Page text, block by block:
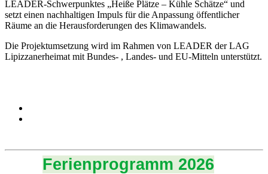
LEADER-Schwerpunktes „Heiße Plätze – Kühle Schätze“ und
setzt einen nachhaltigen Impuls für die Anpassung öffentlicher
Räume an die Herausforderungen des Klimawandels.
Die Projektumsetzung wird im Rahmen von LEADER der LAG
Lipizzanerheimat mit Bundes- , Landes- und EU-Mitteln unterstützt.
Ferienprogramm 2026